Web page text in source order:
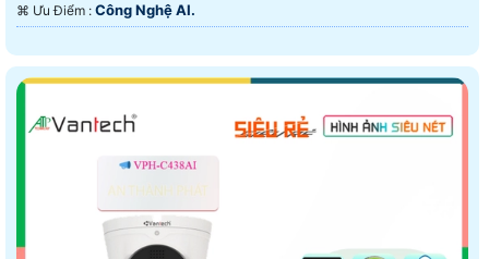
️⌘ Ưu Điểm : Công Nghệ AI.